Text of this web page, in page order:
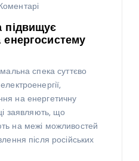
підвищує
спека суттєво
на енергетичну
заявляють, що
на межі можливостей
після російських